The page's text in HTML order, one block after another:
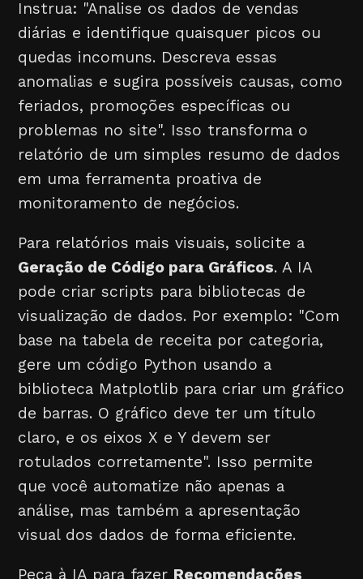
Instrua: "Analise os dados de vendas
diárias e identifique quaisquer picos ou
quedas incomuns. Descreva essas
anomalias e sugira possíveis causas, como
feriados, promoções específicas ou
problemas no site". Isso transforma o
relatório de um simples resumo de dados
em uma ferramenta proativa de
monitoramento de negócios.
Para relatórios mais visuais, solicite a
Geração de Código para Gráficos. A IA
pode criar scripts para bibliotecas de
visualização de dados. Por exemplo: "Com
base na tabela de receita por categoria,
gere um código Python usando a
biblioteca Matplotlib para criar um gráfico
de barras. O gráfico deve ter um título
claro, e os eixos X e Y devem ser
rotulados corretamente". Isso permite
que você automatize não apenas a
análise, mas também a apresentação
visual dos dados de forma eficiente.
Peça à IA para fazer Recomendações